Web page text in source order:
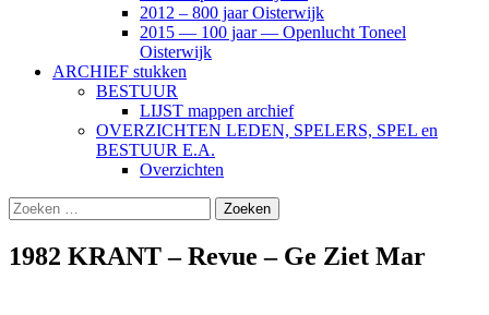
2012 – 800 jaar Oisterwijk
2015 — 100 jaar — Openlucht Toneel
Oisterwijk
ARCHIEF stukken
BESTUUR
LIJST mappen archief
OVERZICHTEN LEDEN, SPELERS, SPEL en
BESTUUR E.A.
Overzichten
Zoeken
naar:
1982 KRANT – Revue – Ge Ziet Mar